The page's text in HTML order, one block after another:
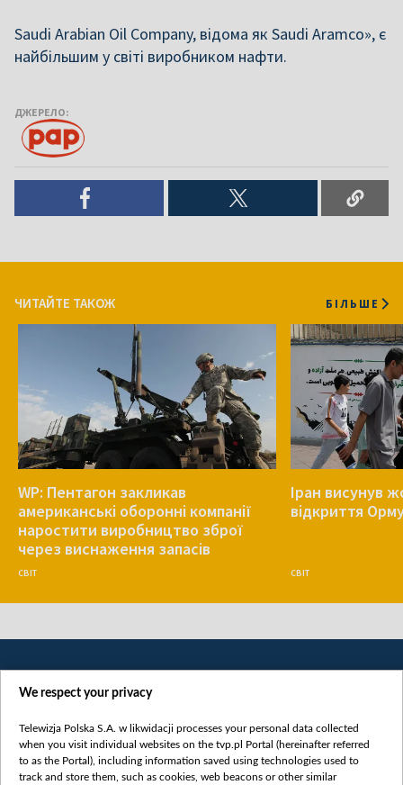
Saudi Arabian Oil Company, відома як Saudi Aramco», є
найбільшим у світі виробником нафти.
ДЖЕРЕЛО:
ЧИТАЙТЕ ТАКОЖ БІЛЬШЕ
WP: Пентагон закликав
американські оборонні компанії
наростити виробництво зброї
через виснаження запасів
СВІТ
Іран висунув
відкриття
СВІТ
Категорії
We respect your privacy
Telewizja Polska S.A. w likwidacji processes your personal data collected
when you visit individual websites on the tvp.pl Portal (hereinafter referred
to as the Portal), including information saved using technologies used to
track and store them, such as cookies, web beacons or other similar